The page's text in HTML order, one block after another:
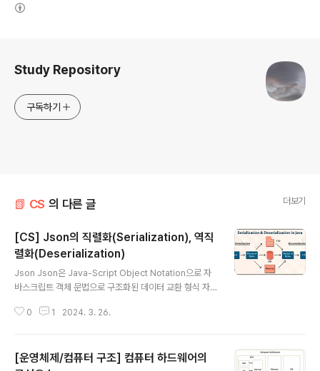
Study Repository
구독하기
📗 CS 의 다른 글 더보기
[CS] Json의 직렬화(Serialization), 역직
렬화(Deserialization)
Json Json은 Java-Script Object Notation으로 자
바스크립트 객체 문법으로 구조화된 데이터 교환 형식 자
형식으로 사용됩니다. JavaScript 객체 문법 키(key)와
값을 선언하면 마지막에 쓰인 값으로 덮어 씌운다는 점입
0 1 2024. 3. 26.
[운영체제/컴퓨터 구조] 컴퓨터 하드웨어의